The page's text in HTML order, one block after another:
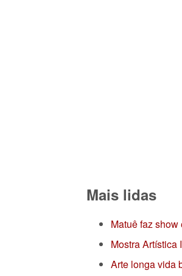
Mais lidas
Matuê faz
Mostra Artística
Arte longa vida